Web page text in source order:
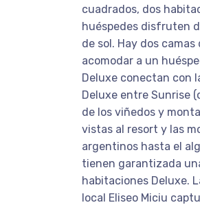
cuadrados, dos
huéspedes disfruten
de sol. Hay dos
acomodar a un
Deluxe conectan con
Deluxe entre Sunrise
de los viñedos y
vistas al resort y las
argentinos hasta el
tienen garantizada
habitaciones Deluxe.
local Eliseo Miciu